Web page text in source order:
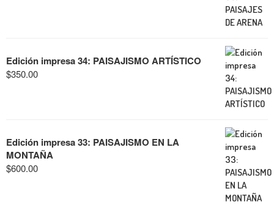
Edición impresa 34: PAISAJISMO ARTÍSTICO
$350.00
Edición impresa 33: PAISAJISMO EN LA
MONTAÑA
$600.00